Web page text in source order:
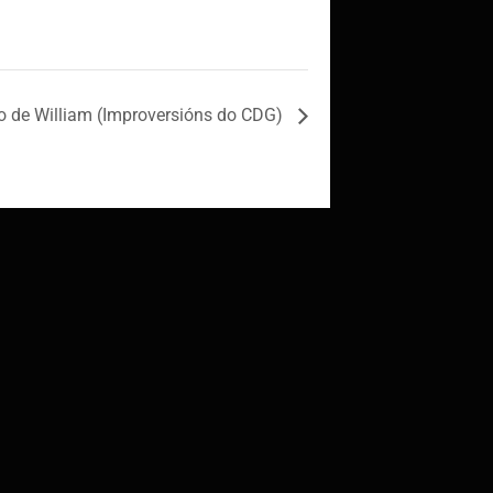
de William (Improversións do CDG)